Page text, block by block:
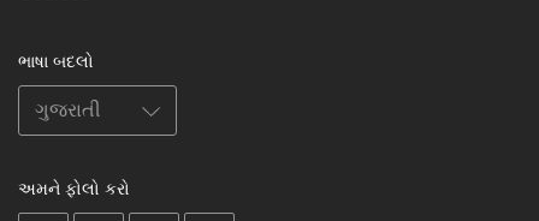
ભાષા બદલો
અમને ફોલો કરો